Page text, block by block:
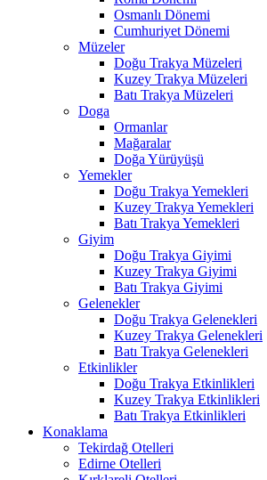
Osmanlı Dönemi
Cumhuriyet Dönemi
Müzeler
Doğu Trakya Müzeleri
Kuzey Trakya Müzeleri
Batı Trakya Müzeleri
Doga
Ormanlar
Mağaralar
Doğa Yürüyüşü
Yemekler
Doğu Trakya Yemekleri
Kuzey Trakya Yemekleri
Batı Trakya Yemekleri
Giyim
Doğu Trakya Giyimi
Kuzey Trakya Giyimi
Batı Trakya Giyimi
Gelenekler
Doğu Trakya Gelenekleri
Kuzey Trakya Gelenekleri
Batı Trakya Gelenekleri
Etkinlikler
Doğu Trakya Etkinlikleri
Kuzey Trakya Etkinlikleri
Batı Trakya Etkinlikleri
Konaklama
Tekirdağ Otelleri
Edirne Otelleri